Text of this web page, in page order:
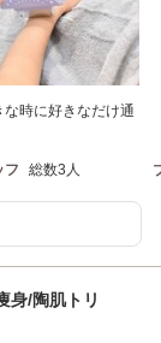
時に好きなだけ通
フ 総数3人
/陶肌トリ